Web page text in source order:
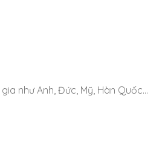
như Anh, Đức, Mỹ, Hàn Quốc…